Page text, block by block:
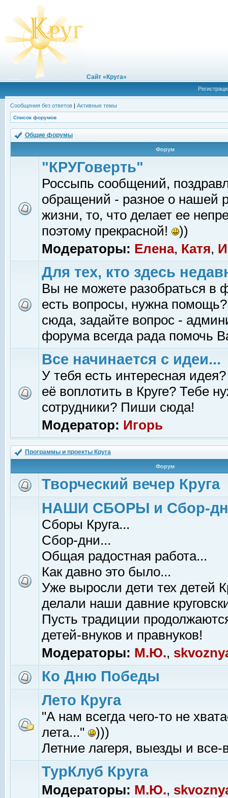
Сайт «Круга»
Сообщения без ответов | Активные темы
Список форумов
Общие форумы
Форум
"КРУГоверть"
Россыпь сообщений,
обращений - разное о нашей
жизни, то, что делает ее
поэтому прекрасной!
))
Модераторы: Елена, Катя,
Для тех, кто здесь
Вы не можете разобраться в
есть вопросы, нужна помощь?
сюда, задайте вопрос -
форума всегда рада помочь
Все начинается с идеи...
У тебя есть интересная
её воплотить в Круге? Тебе
сотрудники? Пиши сюда!
Модератор: Игорь
Программы и проекты Круга
Форум
Творческий вечер Круга
НАШИ СБОРЫ и Сбор-
Сборы Круга...
Сбор-дни...
Общая радостная работа...
Как давно это было...
Уже выросли дети тех детей
делали наши давние
Пусть традиции
детей-внуков и правнуков!
Модераторы: М.Ю.,
Ко Дню Победы
Лето Круга
"А нам всегда чего-то не
лета..."
)))
Летние лагеря, выезды и все-
ТурКлуб Круга
Модераторы: М.Ю.,